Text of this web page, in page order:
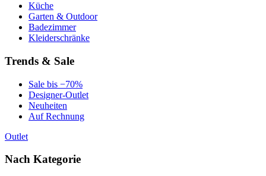
Küche
Garten & Outdoor
Badezimmer
Kleiderschränke
Trends & Sale
Sale bis −70%
Designer-Outlet
Neuheiten
Auf Rechnung
Outlet
Nach Kategorie